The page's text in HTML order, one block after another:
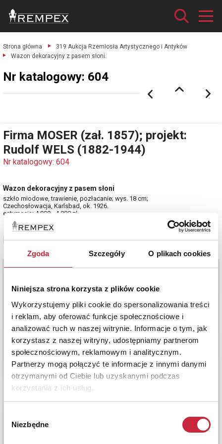
Zgoda Szczegóły O plikach cookies
Niniejsza strona korzysta z plików cookie
Wykorzystujemy pliki cookie do spersonalizowania treści
i reklam, aby oferować funkcje społecznościowe i
analizować ruch w naszej witrynie. Informacje o tym, jak
korzystasz z naszej witryny, udostępniamy partnerom
społecznościowym, reklamowym i analitycznym.
Partnerzy mogą połączyć te informacje z innymi danymi
otrzymanymi od Ciebie lub uzyskanymi podczas
korzystania z ich usług.
zgody
Niezbędne
Strona główna
319 Aukcja Rzemiosła Artystycznego i Antyków
Wazon dekoracyjny z pasem słoni.
Nr katalogowy: 604
Firma MOSER (zał. 1857); projekt:
Rudolf WELS (1882-1944)
Nr katalogowy: 604
Wazon dekoracyjny z pasem słoni
szkło miodowe, trawienie, pozłacanie; wys. 18 cm;
Czechosłowacja, Karlsbad, ok. 1926.
estymacja: 4 000 - 4 800 zł
Zobacz pełne informacje